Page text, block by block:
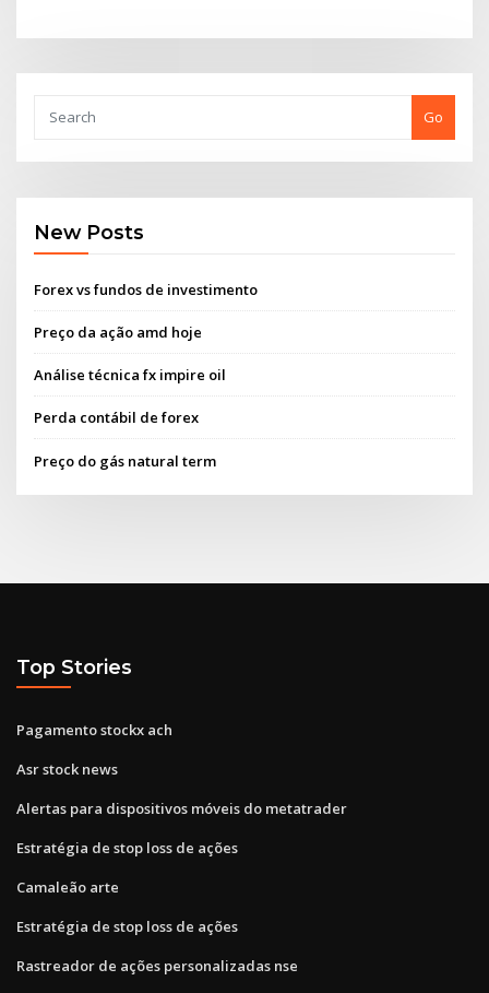
Go
New Posts
Forex vs fundos de investimento
Preço da ação amd hoje
Análise técnica fx impire oil
Perda contábil de forex
Preço do gás natural term
Top Stories
Pagamento stockx ach
Asr stock news
Alertas para dispositivos móveis do metatrader
Estratégia de stop loss de ações
Camaleão arte
Estratégia de stop loss de ações
Rastreador de ações personalizadas nse